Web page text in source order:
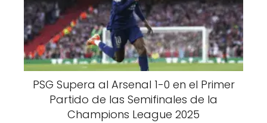
PSG Supera al Arsenal 1-0 en el Primer
Partido de las Semifinales de la
Champions League 2025